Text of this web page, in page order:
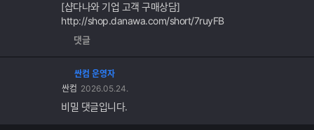
[샵다나와 기업 고객 구매상담]
http://shop.danawa.com/short/7ruyFB
댓글
싼컴 운영자
싼컴 2026.05.24.
비밀 댓글입니다.